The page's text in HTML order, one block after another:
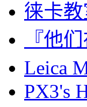
徕卡
『他
Leica
PX3's